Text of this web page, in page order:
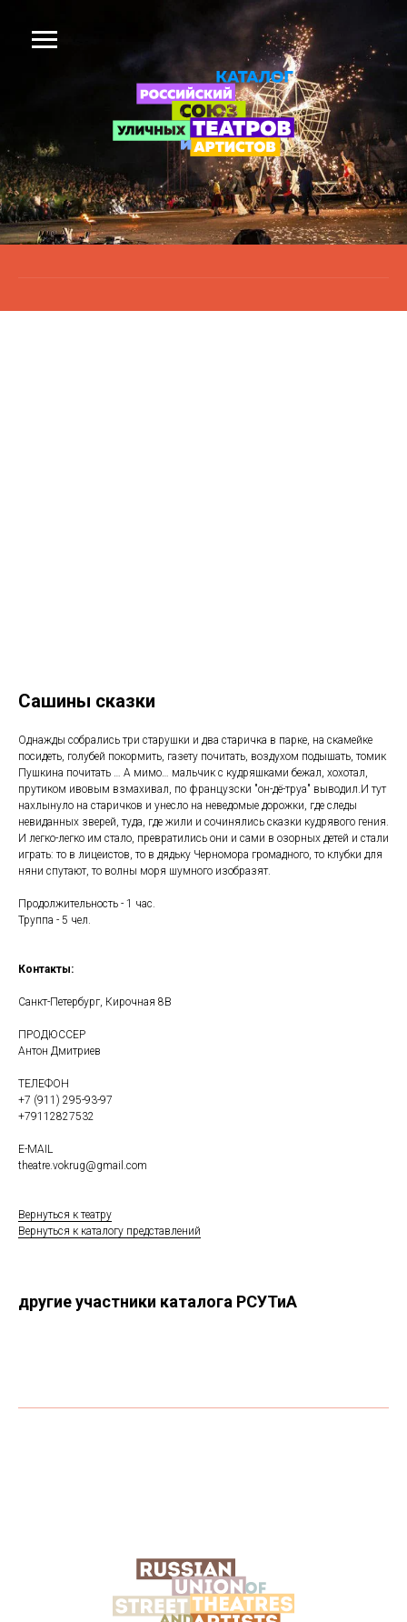
Сашины сказки
Однажды собрались три старушки и два старичка в парке, на скамейке
посидеть, голубей покормить, газету почитать, воздухом подышать, томик
Пушкина почитать … А мимо… мальчик с кудряшками бежал, хохотал,
прутиком ивовым взмахивал, по французски "он-дё-труа" выводил.И тут
нахлынуло на старичков и унесло на неведомые дорожки, где следы
невиданных зверей, туда, где жили и сочинялись сказки кудрявого гения.
И легко-легко им стало, превратились они и сами в озорных детей и стали
играть: то в лицеистов, то в дядьку Черномора громадного, то клубки для
няни спутают, то волны моря шумного изобразят.
Продолжительность - 1 час.
Труппа - 5 чел.
Контакты:
Санкт-Петербург, Кирочная 8В
ПРОДЮССЕР
Антон Дмитриев
ТЕЛЕФОН
+7 (911) 295-93-97
+79112827532
E-MAIL
theatre.vokrug@gmail.com
Вернуться к театру
Вернуться к каталогу представлений
другие участники каталога РСУТиА